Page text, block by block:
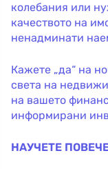
колебания или
качеството на
ненадминати
Кажете „да“ на
света на
на вашето
информирани
НАУЧЕТЕ